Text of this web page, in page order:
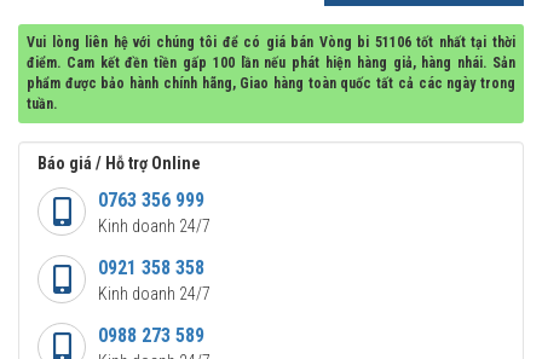
Vui lòng liên hệ với chúng tôi để có giá bán Vòng bi 51106 tốt nhất tại thời
điểm. Cam kết đền tiền gấp 100 lần nếu phát hiện hàng giả, hàng nhái. Sản
phẩm được bảo hành chính hãng, Giao hàng toàn quốc tất cả các ngày trong
tuần.
Báo giá / Hỗ trợ Online
0763 356 999
Kinh doanh 24/7
0921 358 358
Kinh doanh 24/7
0988 273 589